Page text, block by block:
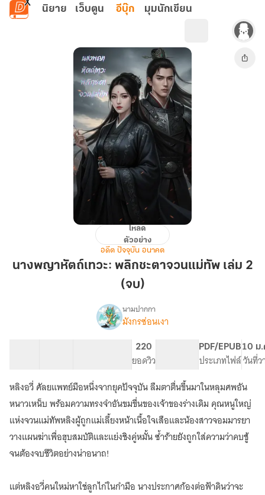
ข้ามไปยังเนื้อหาหลัก
นิยาย เว็บตูน อีบุ๊ก มุมนักเขียน
นางพญา
เทวะ:
แม่ทัพ
โหลด
ตัวอย่าง
อดีต ปัจจุบัน อนาคต
นางพญาหัตถ์เทวะ: พลิกชะตาจวนแม่ทัพ เล่ม 2
(จบ)
เรื่อง
หัตถ์
เทวะ:
พลิก
ชะตา
จวน
แม่ทัพ
นามปากกา
มังกรซ่อนเงา
220
ยอดวิว
PDF/EPUB
ประเภทไฟล์
10 ม
วันที่ว
หลิงอวี่ ศัลยแพทย์มือหนึ่งจากยุคปัจจุบัน ลืมตาตื่นขึ้นมาในหลุมศพอัน
หนาวเหน็บ พร้อมความทรงจำอันขมขื่นของเจ้าของร่างเดิม คุณหนูใหญ่
แห่งจวนแม่ทัพหลิงผู้ถูกแม่เลี้ยงหน้าเนื้อใจเสือและน้องสาวจอมมารยา
วางแผนฆ่าเพื่อฮุบสมบัติและแย่งชิงคู่หมั้น ซ้ำร้ายยังถูกใส่ความว่าคบชู้
จนต้องจบชีวิตอย่างน่าอนาถ!
แต่หลิงอวี่คนใหม่หาใช่ลูกไก่ในกำมือ นางประกาศก้องต่อฟ้าดินว่าจะ